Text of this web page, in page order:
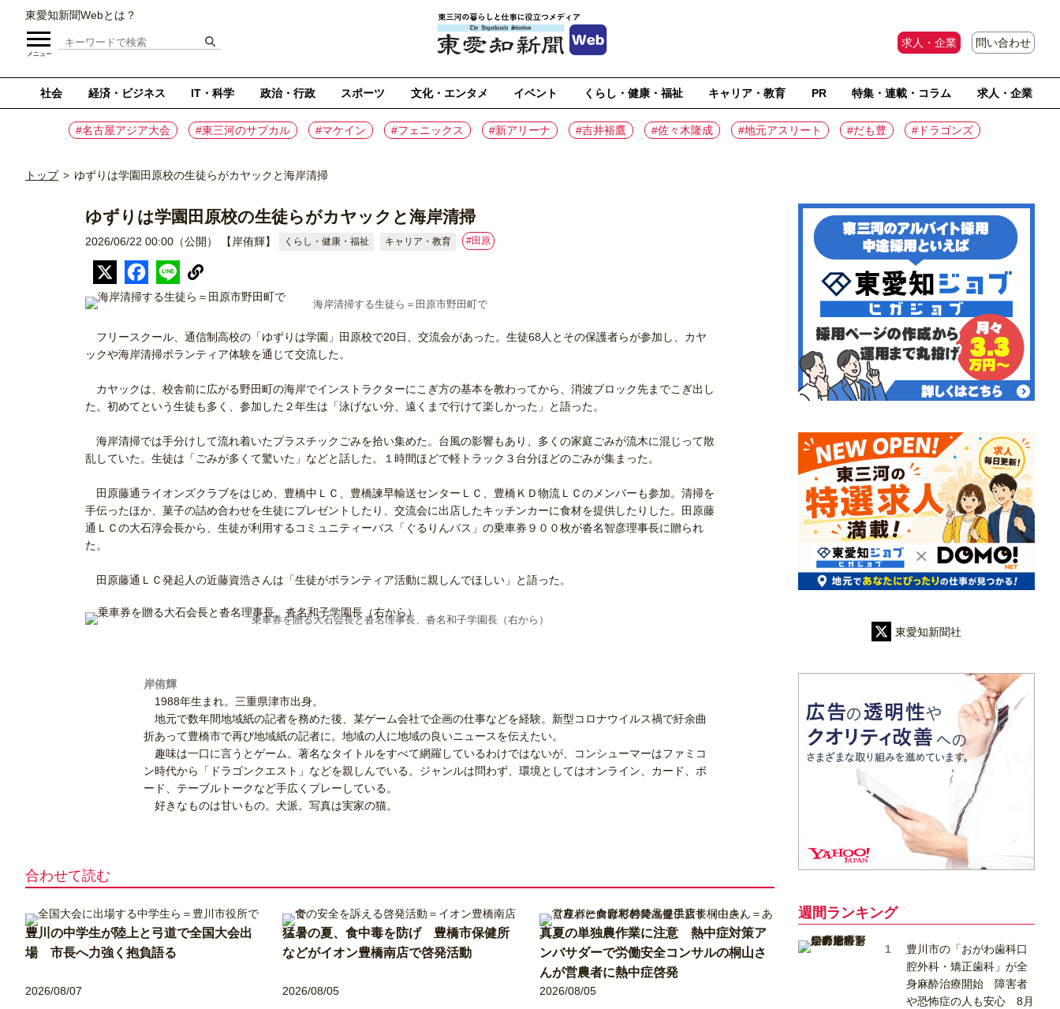
東愛知新聞Webとは？
求人・企業 問い合わせ
社会 経済・ビジネス IT・科学 政治・行政 スポーツ 文化・エンタメ イベント くらし・健康・福祉 キャリア・教育 PR 特集・連載・コラム 求人・企業
#名古屋アジア大会 #東三河のサブカル #マケイン #フェニックス #新アリーナ #吉井裕鷹 #佐々木隆成 #地元アスリート #だも豊 #ドラゴンズ
メニュー
トップ > ゆずりは学園田原校の生徒らがカヤックと海岸清掃
ゆずりは学園田原校の生徒らがカヤックと海岸清掃
2026/06/22 00:00（公開） 【岸侑輝】 くらし・健康・福祉 キャリア・教育 #⽥原
海岸清掃する生徒ら＝田原市野田町で
フリースクール、通信制高校の「ゆずりは学園」田原校で20日、交流会があった。生徒68人とその保護者らが参加し、カヤ
ックや海岸清掃ボランティア体験を通じて交流した。
カヤックは、校舎前に広がる野田町の海岸でインストラクターにこぎ方の基本を教わってから、消波ブロック先までこぎ出し
た。初めてという生徒も多く、参加した２年生は「泳げない分、遠くまで行けて楽しかった」と語った。
海岸清掃では手分けして流れ着いたプラスチックごみを拾い集めた。台風の影響もあり、多くの家庭ごみが流木に混じって散
乱していた。生徒は「ごみが多くて驚いた」などと話した。１時間ほどで軽トラック３台分ほどのごみが集まった。
田原藤通ライオンズクラブをはじめ、豊橋中ＬＣ、豊橋諫早輸送センターＬＣ、豊橋ＫＤ物流ＬＣのメンバーも参加。清掃を
手伝ったほか、菓子の詰め合わせを生徒にプレゼントしたり、交流会に出店したキッチンカーに食材を提供したりした。田原藤
通ＬＣの大石淳会長から、生徒が利用するコミュニティーバス「ぐるりんバス」の乗車券９００枚が沓名智彦理事長に贈られ
た。
田原藤通ＬＣ発起人の近藤資浩さんは「生徒がボランティア活動に親しんでほしい」と語った。
乗車券を贈る大石会長と沓名理事長、沓名和子学園長（右から）
岸侑輝
1988年生まれ。三重県津市出身。
地元で数年間地域紙の記者を務めた後、某ゲーム会社で企画の仕事などを経験。新型コロナウイルス禍で紆余曲
折あって豊橋市で再び地域紙の記者に。地域の人に地域の良いニュースを伝えたい。
趣味は一口に言うとゲーム。著名なタイトルをすべて網羅しているわけではないが、コンシューマーはファミコ
ン時代から「ドラゴンクエスト」などを親しんでいる。ジャンルは問わず、環境としてはオンライン、カード、ボ
ード、テーブルトークなど手広くプレーしている。
好きなものは甘いもの。犬派。写真は実家の猫。
合わせて読む
豊川の中学生が陸上と弓道で全国大会出
場 市長へ力強く抱負語る
2026/08/07
猛暑の夏、食中毒を防げ 豊橋市保健所
などがイオン豊橋南店で啓発活動
2026/08/05
真夏の単独農作業に注意 熱中症対策ア
ンバサダーで労働安全コンサルの桐山さ
んが営農者に熱中症啓発
2026/08/05
東愛知新聞社
週間ランキング
豊川市の「おがわ歯科口
腔外科・矯正歯科」が全
身麻酔治療開始 障害者
や恐怖症の人も安心 8月